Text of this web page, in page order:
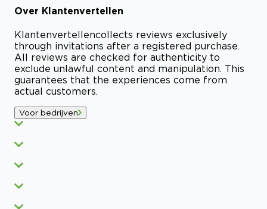
Over Klantenvertellen
Klantenvertellencollects reviews exclusively
through invitations after a registered purchase.
All reviews are checked for authenticity to
exclude unlawful content and manipulation. This
guarantees that the experiences come from
actual customers.
Voor bedrijven